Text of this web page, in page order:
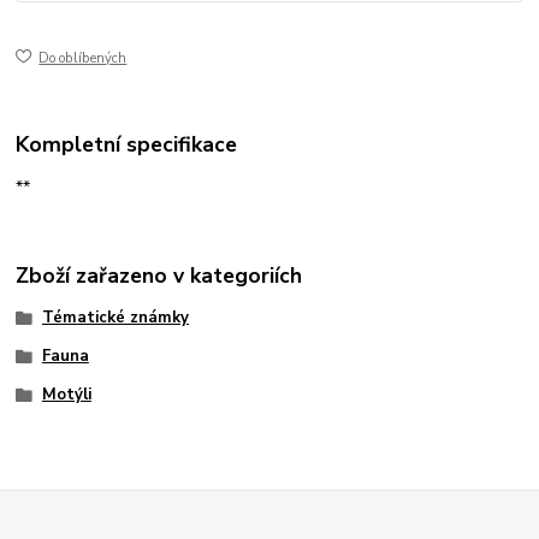
Do oblíbených
Kompletní specifikace
**
Zboží zařazeno v kategoriích
Tématické známky
Fauna
Motýli